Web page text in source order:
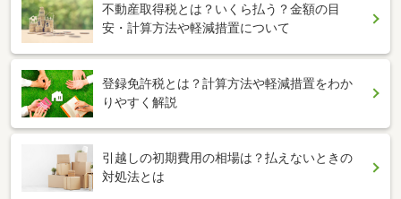
不動産取得税とは？いくら払う？金額の目
安・計算方法や軽減措置について
登録免許税とは？計算方法や軽減措置をわか
りやすく解説
引越しの初期費用の相場は？払えないときの
対処法とは